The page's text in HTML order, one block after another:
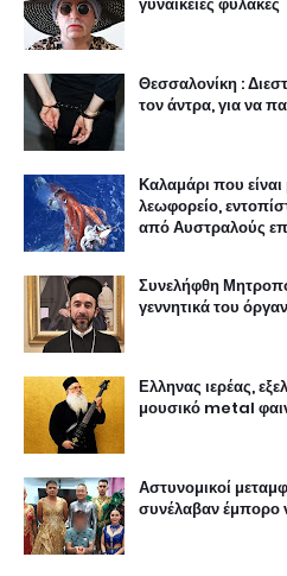
Θεσσαλονίκη :
τον άντρα, για να
Καλαμάρι που
λεωφορείο,
από Αυστραλούς
Συνελήφθη
γεννητικά του
Ελληνας ιερέας,
μουσικό metal
Αστυνομικοί
συνέλαβαν έμπορο